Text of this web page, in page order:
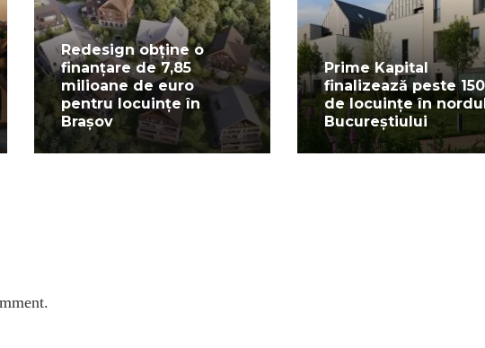
Redesign obține o
finanțare de 7,85
milioane de euro
pentru locuințe în
Brașov
Prime Kapital
finalizează peste 150
de locuințe în
Bucureștiului